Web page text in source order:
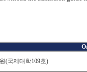
(국제대학109호)